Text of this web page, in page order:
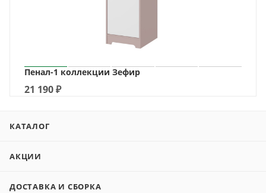
Пенал-1 коллекции Зефир
21 190₽
КАТАЛОГ
АКЦИИ
ДОСТАВКА И СБОРКА